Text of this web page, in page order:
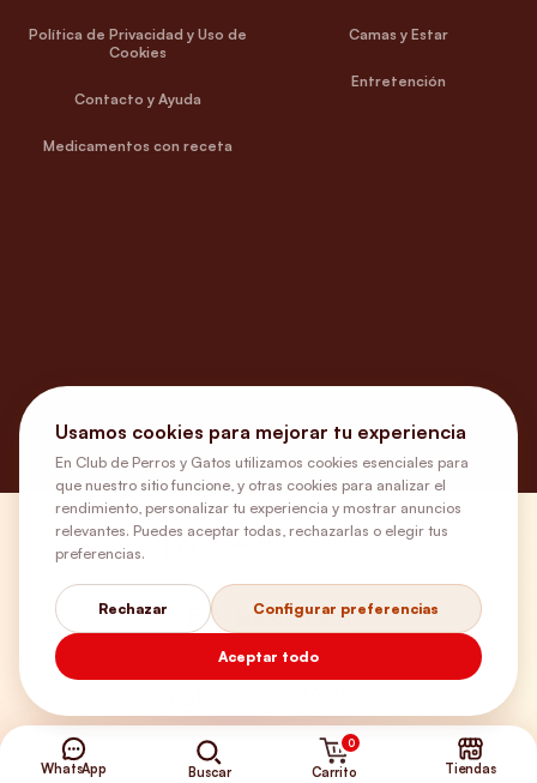
Política de Privacidad y Uso de
Cookies
Contacto y Ayuda
Medicamentos con receta
Camas y Estar
Entretención
¿Necesitas ayuda?
Envíos Gratis
WhatsApp Buscar
0
Carrito Tiendas
Usamos cookies para mejorar tu experiencia
En Club de Perros y Gatos utilizamos cookies esenciales para
que nuestro sitio funcione, y otras cookies para analizar el
rendimiento, personalizar tu experiencia y mostrar anuncios
relevantes. Puedes aceptar todas, rechazarlas o elegir tus
preferencias.
Rechazar Configurar preferencias
Aceptar todo